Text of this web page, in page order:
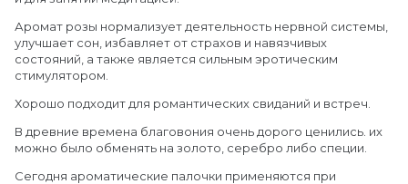
Аромат розы нормализует деятельность нервной системы,
улучшает сон, избавляет от страхов и навязчивых
состояний, а также является сильным эротическим
стимулятором.
Хорошо подходит для романтических свиданий и встреч.
В древние времена благовония очень дорого ценились. их
можно было обменять на золото, серебро либо специи.
Сегодня ароматические палочки применяются при